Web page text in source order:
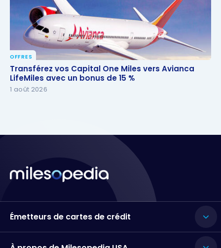
Transférez vos Capital One Miles vers Avianca
LifeMiles avec un bonus de 15 %
OFFRES
Transférez vos Capital One Miles vers Avianca
LifeMiles avec un bonus de 15 %
1 août 2026
Émetteurs de cartes de crédit